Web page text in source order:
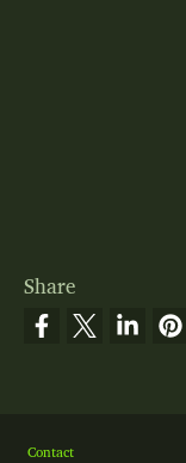
Share
Footer
Contact